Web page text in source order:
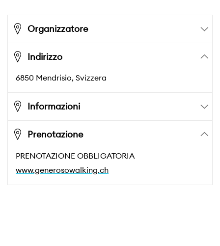
Organizzatore
Indirizzo
6850 Mendrisio, Svizzera
Informazioni
Prenotazione
PRENOTAZIONE OBBLIGATORIA
www.generosowalking.ch